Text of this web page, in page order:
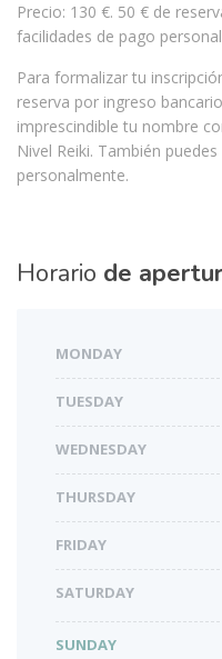
Precio: 130 €. 50 € de
facilidades de pago
Para formalizar tu
reserva por ingreso
imprescindible tu nombre
Nivel Reiki. También
personalmente.
Horario de
MONDAY
TUESDAY
WEDNESDAY
THURSDAY
FRIDAY
SATURDAY
SUNDAY